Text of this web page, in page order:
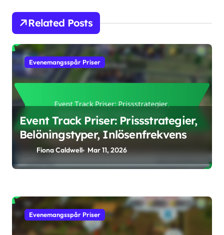
Related Posts
Evenemangsspår Priser
Event Track Priser: Prissstrategier,
Belöningstyper, Inlösenfrekvens
Fiona Caldwell Mar 11, 2026
Evenemangsspår Priser